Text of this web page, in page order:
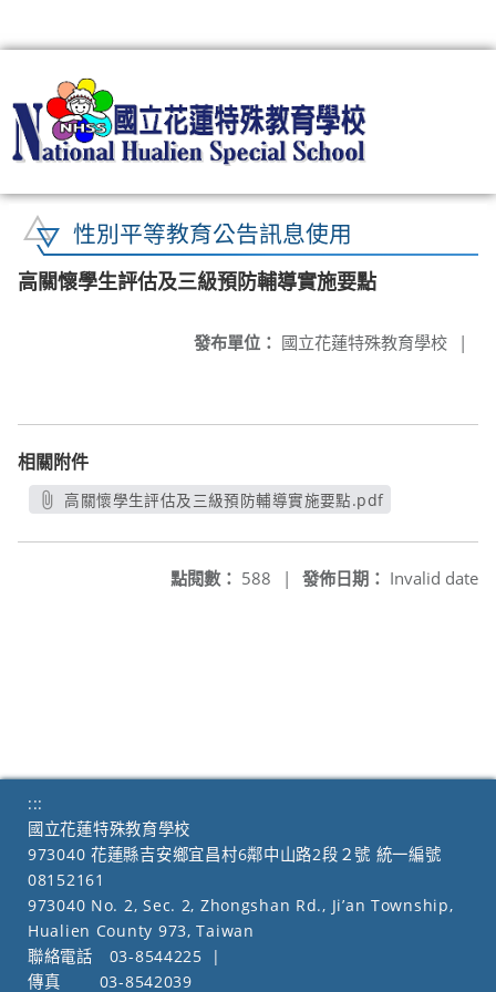
性別平等教育公告訊息使用
高關懷學生評估及三級預防輔導實施要點
發布單位： 國立花蓮特殊教育學校 |
相關附件
高關懷學生評估及三級預防輔導實施要點.pdf
發佈日期： Invalid date
點閱數： 588 |
:::
國立花蓮特殊教育學校
973040 花蓮縣吉安鄉宜昌村6鄰中山路2段２號 統一編號
08152161
973040 No. 2, Sec. 2, Zhongshan Rd., Ji’an Township,
Hualien County 973, Taiwan
聯絡電話
03-8544225
|
傳真
03-8542039